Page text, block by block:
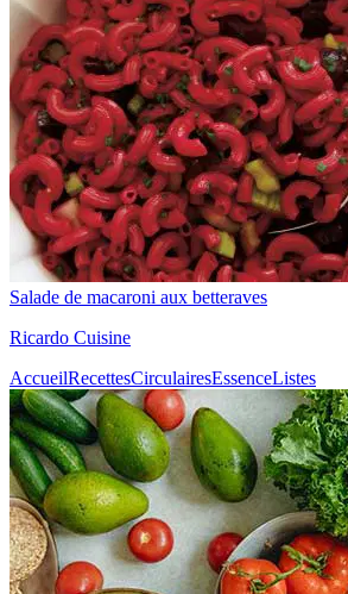
Salade de macaroni aux betteraves
Ricardo Cuisine
AccueilRecettesCirculairesEssenceListes